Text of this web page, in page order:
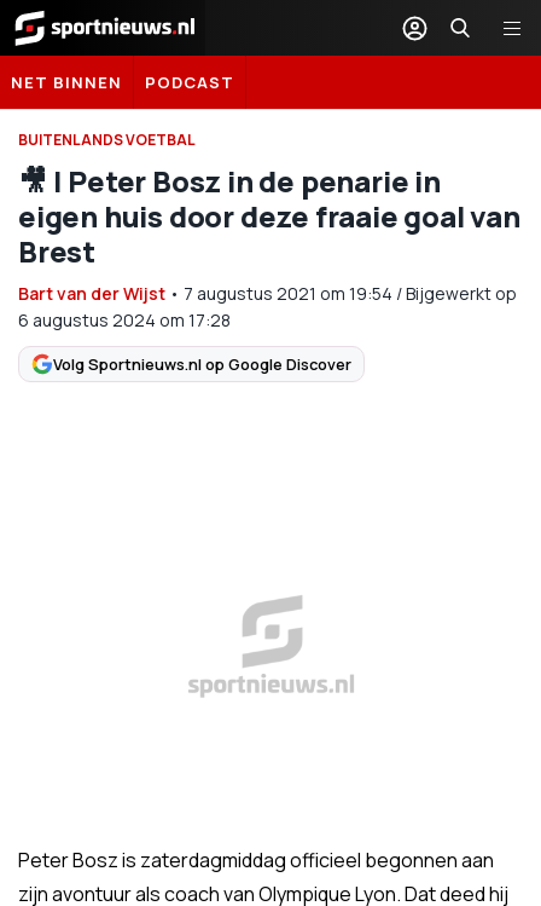
Sportnieuws.nl
NET BINNEN PODCAST
BUITENLANDS VOETBAL
🎥 | Peter Bosz in de penarie in
eigen huis door deze fraaie goal van
Brest
Bart van der Wijst • 7 augustus 2021 om 19:54 /Bijgewerkt op
6 augustus 2024 om 17:28
Volg Sportnieuws.nl op Google Discover
Peter Bosz is zaterdagmiddag officieel begonnen aan
zijn avontuur als coach van Olympique Lyon. Dat deed hij